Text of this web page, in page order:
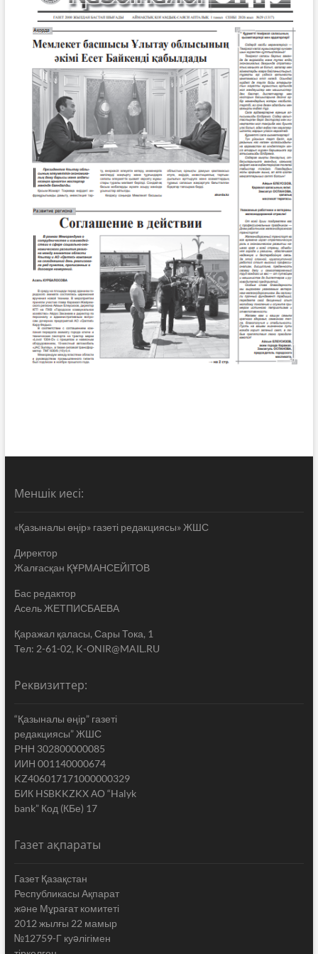
Меншік иесі:
«Қазыналы өңір» газеті редакциясы» ЖШС
Директор
Жалғасқан ҚҰРМАНСЕЙІТОВ
Бас редактор
Асель ЖЕТПИСБАЕВА
Қаражал қаласы, Сары Тока, 1
Тел: 2-61-02, K-ONIR@MAIL.RU
Реквизиттер:
“Қазыналы өңір” газеті
редакциясы” ЖШС
РНН 302800000085
ИИН 001140000674
KZ406017171000000329
БИК HSBKKZKX АО “Halyk
bank” Код (КБе) 17
Газет ақпараты
Газет Қазақстан
Республикасы Ақпарат
жəне Мұрағат комитеті
2012 жылғы 22 мамыр
№12759-Г куəлігімен